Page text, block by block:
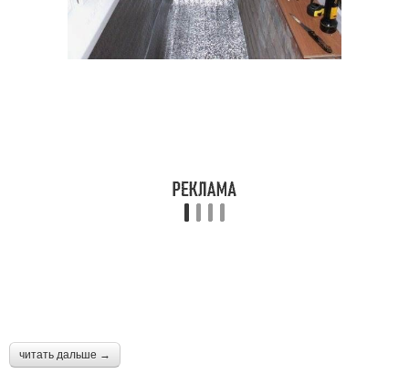
читать дальше →